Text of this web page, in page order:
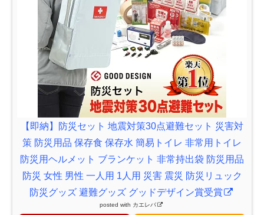
【即納】防災セット 地震対策30点避難セット 災害対
策 防災用品 保存食 保存水 簡易トイレ 非常用トイレ
防災用ヘルメット ブランケット 非常持出袋 防災用品
防災 女性 男性 一人用 1人用 災害 震災 防災リュック
防災グッズ 避難グッズ グッドデザイン賞受賞
posted with カエレバ